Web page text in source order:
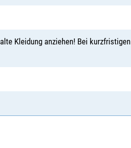
Kleidung anziehen! Bei kurzfristigen